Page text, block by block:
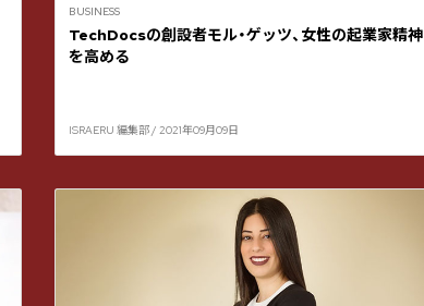
BUSINESS
TechDocsの創設者モル・ゲッツ、女性の起業家精神
を高める
ISRAERU 編集部 / 2021年09月09日